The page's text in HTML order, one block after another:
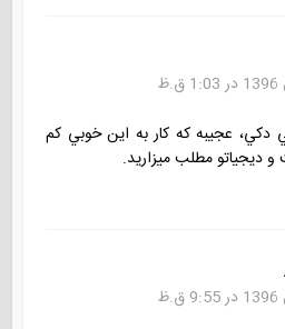
عجيبه كه كار به اين خوبي كم
ديجياتو مطلب ميزاريد.